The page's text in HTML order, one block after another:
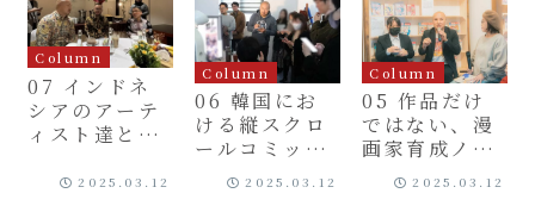
Column
07 インドネ
シアのアーテ
ィスト達との
2025.03.12
Column
06 韓国にお
ける縦スクロ
ールコミック
人材の教育プ
ログラム
2025.03.12
Column
05 作品だけ
ではない、漫
画家育成ノウ
ハウの世界展
2025.03.12